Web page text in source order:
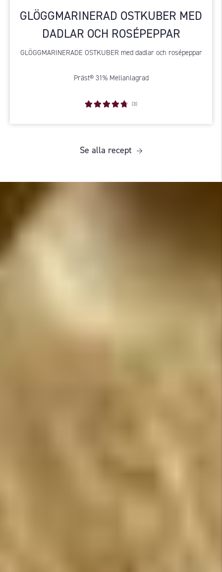
GLÖGGMARINERAD OSTKUBER MED
DADLAR OCH ROSÉPEPPAR
GLÖGGMARINERADE OSTKUBER med dadlar och rosépeppar
Präst® 31% Mellanlagrad
(3)
Se alla recept